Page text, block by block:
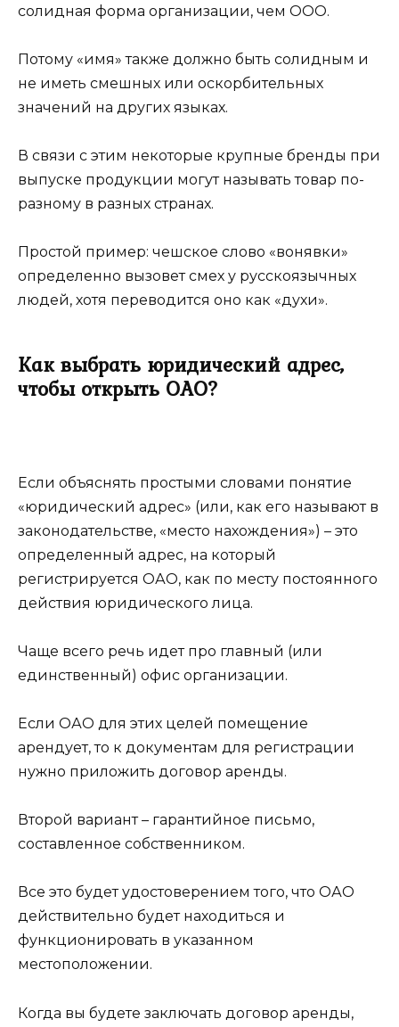
солидная форма организации, чем ООО.
Потому «имя» также должно быть солидным и
не иметь смешных или оскорбительных
значений на других языках.
В связи с этим некоторые крупные бренды при
выпуске продукции могут называть товар по-
разному в разных странах.
Простой пример: чешское слово «вонявки»
определенно вызовет смех у русскоязычных
людей, хотя переводится оно как «духи».
Как выбрать юридический адрес,
чтобы открыть ОАО?
Если объяснять простыми словами понятие
«юридический адрес» (или, как его называют в
законодательстве, «место нахождения») – это
определенный адрес, на который
регистрируется ОАО, как по месту постоянного
действия юридического лица.
Чаще всего речь идет про главный (или
единственный) офис организации.
Если ОАО для этих целей помещение
арендует, то к документам для регистрации
нужно приложить договор аренды.
Второй вариант – гарантийное письмо,
составленное собственником.
Все это будет удостоверением того, что ОАО
действительно будет находиться и
функционировать в указанном
местоположении.
Когда вы будете заключать договор аренды,